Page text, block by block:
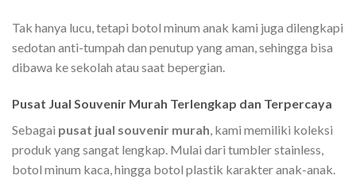
Tak hanya lucu, tetapi botol minum anak kami juga dilengkapi
sedotan anti-tumpah dan penutup yang aman, sehingga bisa
dibawa ke sekolah atau saat bepergian.
Pusat Jual Souvenir Murah Terlengkap dan Terpercaya
Sebagai pusat jual souvenir murah, kami memiliki koleksi
produk yang sangat lengkap. Mulai dari tumbler stainless,
botol minum kaca, hingga botol plastik karakter anak-anak.